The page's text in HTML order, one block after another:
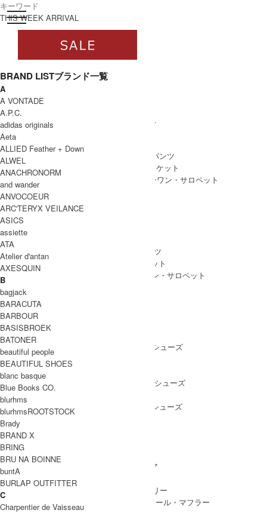
toggle navigation
ログイン
すべて
WOMEN
WOMEN ALL ITEM
/ ワンピース
SKIRT
BOTTOMS
/ ボトムス・パンツ
/ アウター・ジャケット
/ オールインワン・サロペット
MEN
MEN ALL ITEM
/ ボトムス・パンツ
/ アウター・ジャケット
/ オールインワン・サロペット
SHOES
SHOES ALL ITEM
/ ドレスシューズ
BOOTS
PUMPS
/ バレエシューズ
OTHER SHOES
/ その他シューズ
GOODS
GOODS ALL ITEM
/ 帽子・ヘッドウェア
BAG
ACCESSARY
/ アクセサリー
/ ストール・マフラー
THIS WEEK ARRIVAL
BRAND LISTブランド一覧
A
A VONTADE
A.P.C.
adidas originals
Aeta
ALLIED Feather + Down
ALWEL
ANACHRONORM
and wander
ANVOCOEUR
ARC'TERYX VEILANCE
ASICS
assiette
ATA
Atelier d'antan
AXESQUIN
B
bagjack
BARACUTA
BARBOUR
BASISBROEK
BATONER
beautiful people
BEAUTIFUL SHOES
blanc basque
Blue Books CO.
blurhms
blurhmsROOTSTOCK
Brady
BRAND X
BRING
BRU NA BOINNE
buntA
BURLAP OUTFITTER
C
Charpentier de Vaisseau